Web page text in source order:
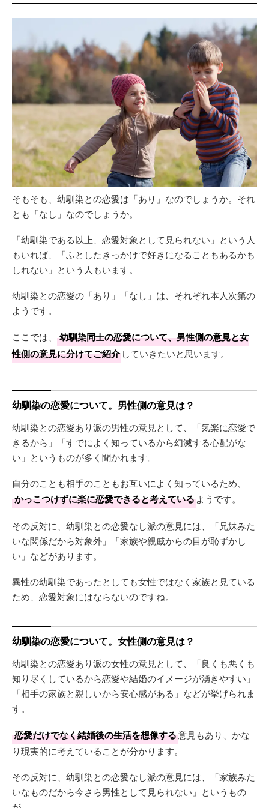
そもそも、幼馴染との恋愛は「あり」なのでしょうか。それ
とも「なし」なのでしょうか。
「幼馴染である以上、恋愛対象として見られない」という人
もいれば、「ふとしたきっかけで好きになることもあるかも
しれない」という人もいます。
幼馴染との恋愛の「あり」「なし」は、それぞれ本人次第の
ようです。
ここでは、
幼馴染同士の恋愛について、男性側の意見と女
性側の意見に分けてご紹介 していきたいと思います。
幼馴染の恋愛について。男性側の意見は？
幼馴染との恋愛あり派の男性の意見として、「気楽に恋愛で
きるから」「すでによく知っているから幻滅する心配がな
い」というものが多く聞かれます。
自分のことも相手のこともお互いによく知っているため、
かっこつけずに楽に恋愛できると考えているようです。
その反対に、幼馴染との恋愛なし派の意見には、「兄妹みた
いな関係だから対象外」「家族や親戚からの目が恥ずかし
い」などがあります。
異性の幼馴染であったとしても女性ではなく家族と見ている
ため、恋愛対象にはならないのですね。
幼馴染の恋愛について。女性側の意見は？
幼馴染との恋愛あり派の女性の意見として、「良くも悪くも
知り尽くしているから恋愛や結婚のイメージが湧きやすい」
「相手の家族と親しいから安心感がある」などが挙げられま
す。
恋愛だけでなく結婚後の生活を想像する意見もあり、かな
り現実的に考えていることが分かります。
その反対に、幼馴染との恋愛なし派の意見には、「家族みた
いなものだから今さら男性として見られない」というもの